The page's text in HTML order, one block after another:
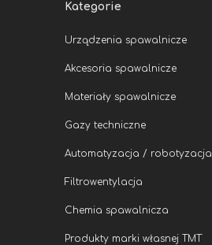
Kategorie
Urządzenia spawalnicze
Akcesoria spawalnicze
Materiały spawalnicze
Gazy techniczne
Automatyzacja / robotyzacja
Filtrowentylacja
Chemia spawalnicza
Produkty marki własnej TMT